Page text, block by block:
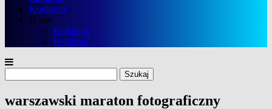
Konkursy
O nas
Redakcja
Reklama
warszawski maraton fotograficzny